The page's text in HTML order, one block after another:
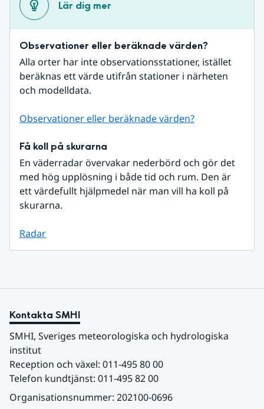
Lär dig mer
Observationer eller beräknade värden?
Alla orter har inte observationsstationer, istället
beräknas ett värde utifrån stationer i närheten
och modelldata.
Observationer eller beräknade värden?
Få koll på skurarna
En väderradar övervakar nederbörd och gör det
med hög upplösning i både tid och rum. Den är
ett värdefullt hjälpmedel när man vill ha koll på
skurarna.
Radar
Kontakta SMHI
SMHI, Sveriges meteorologiska och hydrologiska
institut
Reception och växel: 011-495 80 00
Telefon kundtjänst: 011-495 82 00
Organisationsnummer: 202100-0696